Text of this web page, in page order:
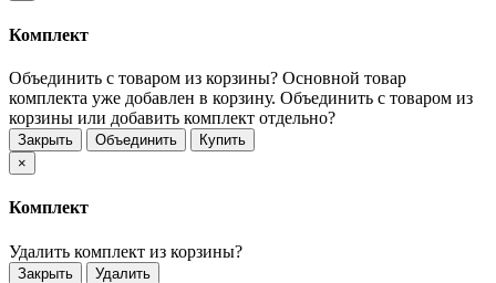
Комплект
Объединить с товаром из корзины? Основной товар
комплекта уже добавлен в корзину. Объединить с товаром из
корзины или добавить комплект отдельно?
Закрыть Объединить
Купить
×
Комплект
Удалить комплект из корзины?
Закрыть Удалить